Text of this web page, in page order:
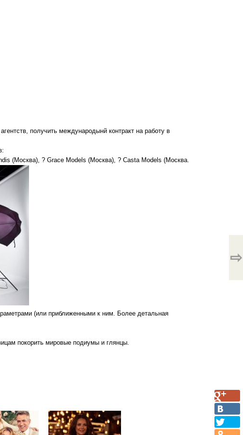
получить международынй контракт на работу в
(Москва), ? Grace Models (Москва), ? Casta Models (Москва.
(или приближенными к ним. Более детальная
покорить мировые подиумы и глянцы.
⇨